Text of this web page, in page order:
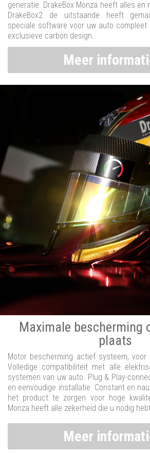
generatie. DrakeBox Monza heeft alles en
DrakeBox2 de uitstaande heeft
speciale software voor uw auto compleet
exclusieve carbon design.
Meer
Maximale bescherming
plaats
Motor bescherming actief systeem, voor
Volledige compatibiliteit met alle
systemen van uw auto. Plug & Play-
en eenvoudige installatie. Constant en
het product te zorgen voor hoge
Monza heeft alle zekerheid die u nodig
Meer